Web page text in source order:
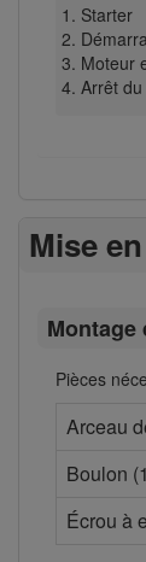
Starter
Moteur
Arrêt
Mise
Montage
Pièces
Arceau
Boulon
Écrou à